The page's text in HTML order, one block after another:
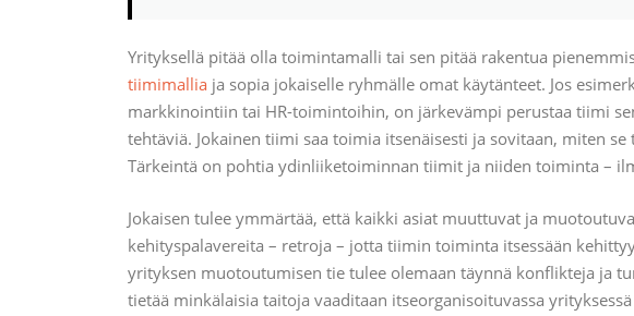
Yrityksellä pitää olla toimintamalli tai sen pitää rakentua
tiimimallia ja sopia jokaiselle ryhmälle omat käytänteet. Jos
markkinointiin tai HR-toimintoihin, on järkevämpi perustaa tiimi
tehtäviä. Jokainen tiimi saa toimia itsenäisesti ja sovitaan, miten
Tärkeintä on pohtia ydinliiketoiminnan tiimit ja niiden toiminta –
Jokaisen tulee ymmärtää, että kaikki asiat muuttuvat ja
kehityspalavereita – retroja – jotta tiimin toiminta itsessään
yrityksen muotoutumisen tie tulee olemaan täynnä konflikteja ja
tietää minkälaisia taitoja vaaditaan itseorganisoituvassa